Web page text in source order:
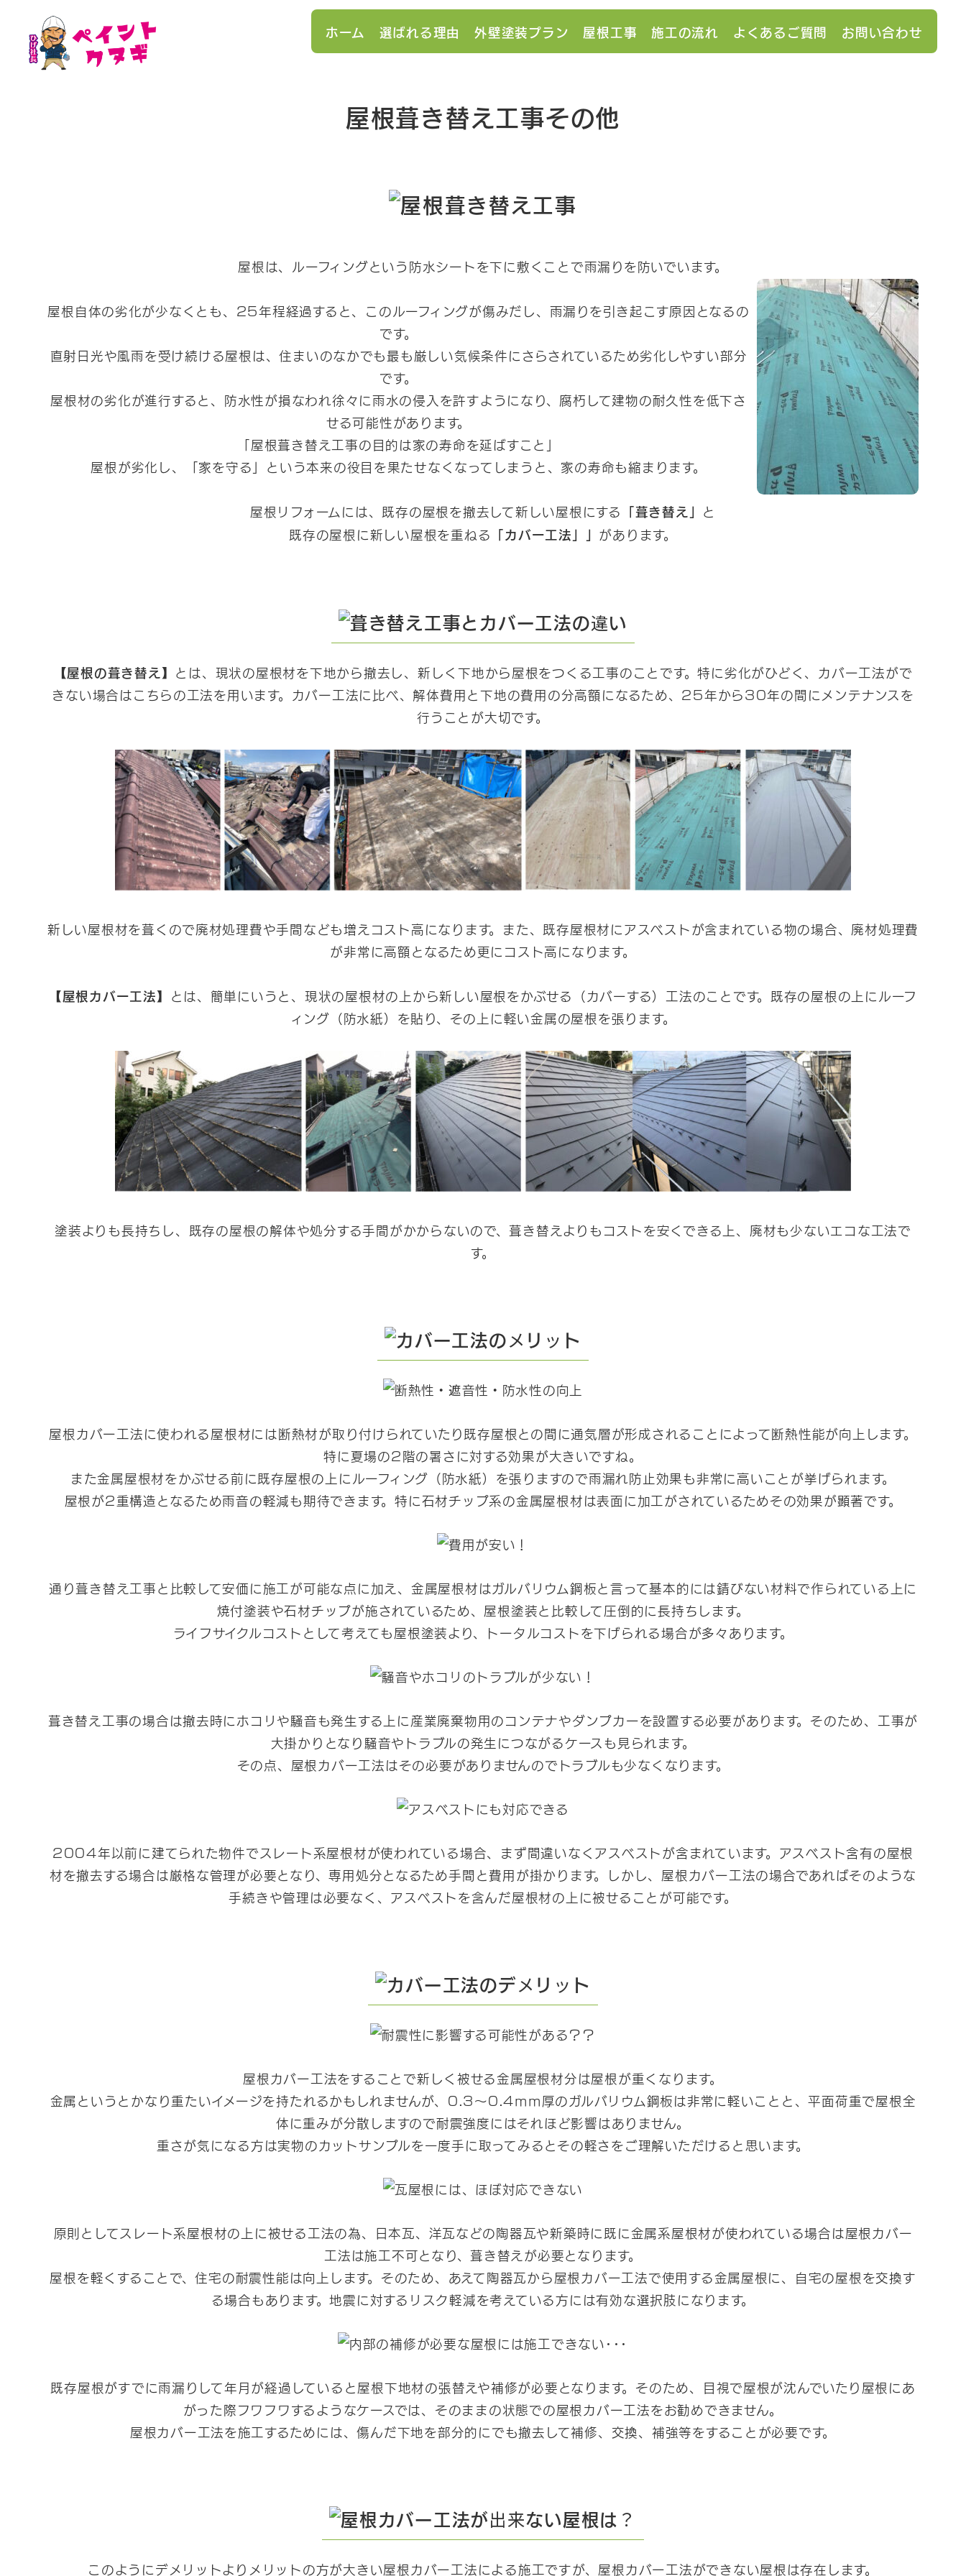
ホーム 選ばれる理由 外壁塗装プラン 屋根工事 施工の流れ よくあるご質問 お問い合わせ
屋根葺き替え工事その他
屋根は、ルーフィングという防水シートを下に敷くことで雨漏りを防いでいます。
屋根自体の劣化が少なくとも、25年程経過すると、このルーフィングが傷みだし、雨漏りを引き起こす原因となるの
です。
直射日光や風雨を受け続ける屋根は、住まいのなかでも最も厳しい気候条件にさらされているため劣化しやすい部分
です。
屋根材の劣化が進行すると、防水性が損なわれ徐々に雨水の侵入を許すようになり、腐朽して建物の耐久性を低下さ
せる可能性があります。
「屋根葺き替え工事の目的は家の寿命を延ばすこと」
屋根が劣化し、「家を守る」という本来の役目を果たせなくなってしまうと、家の寿命も縮まります。
屋根リフォームには、既存の屋根を撤去して新しい屋根にする 「葺き替え」 と
既存の屋根に新しい屋根を重ねる 「カバー工法」」 があります。
【屋根の葺き替え】 とは、現状の屋根材を下地から撤去し、新しく下地から屋根をつくる工事のことです。特に劣化がひどく、カバー工法がで
きない場合はこちらの工法を用います。カバー工法に比べ、解体費用と下地の費用の分高額になるため、25年から30年の間にメンテナンスを
行うことが大切です。
新しい屋根材を葺くので廃材処理費や手間なども増えコスト高になります。また、既存屋根材にアスベストが含まれている物の場合、廃材処理費
が非常に高額となるため更にコスト高になります。
【屋根カバー工法】 とは、簡単にいうと、現状の屋根材の上から新しい屋根をかぶせる（カバーする）工法のことです。既存の屋根の上にルーフ
ィング（防水紙）を貼り、その上に軽い金属の屋根を張ります。
塗装よりも長持ちし、既存の屋根の解体や処分する手間がかからないので、葺き替えよりもコストを安くできる上、廃材も少ないエコな工法で
す。
屋根カバー工法に使われる屋根材には断熱材が取り付けられていたり既存屋根との間に通気層が形成されることによって断熱性能が向上します。
特に夏場の2階の暑さに対する効果が大きいですね。
また金属屋根材をかぶせる前に既存屋根の上にルーフィング（防水紙）を張りますので雨漏れ防止効果も非常に高いことが挙げられます。
屋根が2重構造となるため雨音の軽減も期待できます。特に石材チップ系の金属屋根材は表面に加工がされているためその効果が顕著です。
通り葺き替え工事と比較して安価に施工が可能な点に加え、金属屋根材はガルバリウム鋼板と言って基本的には錆びない材料で作られている上に
焼付塗装や石材チップが施されているため、屋根塗装と比較して圧倒的に長持ちします。
ライフサイクルコストとして考えても屋根塗装より、トータルコストを下げられる場合が多々あります。
葺き替え工事の場合は撤去時にホコリや騒音も発生する上に産業廃棄物用のコンテナやダンプカーを設置する必要があります。そのため、工事が
大掛かりとなり騒音やトラブルの発生につながるケースも見られます。
その点、屋根カバー工法はその必要がありませんのでトラブルも少なくなります。
2004年以前に建てられた物件でスレート系屋根材が使われている場合、まず間違いなくアスベストが含まれています。アスベスト含有の屋根
材を撤去する場合は厳格な管理が必要となり、専用処分となるため手間と費用が掛かります。しかし、屋根カバー工法の場合であればそのような
手続きや管理は必要なく、アスベストを含んだ屋根材の上に被せることが可能です。
屋根カバー工法をすることで新しく被せる金属屋根材分は屋根が重くなります。
金属というとかなり重たいイメージを持たれるかもしれませんが、0.3～0.4ｍｍ厚のガルバリウム鋼板は非常に軽いことと、平面荷重で屋根全
体に重みが分散しますので耐震強度にはそれほど影響はありません。
重さが気になる方は実物のカットサンプルを一度手に取ってみるとその軽さをご理解いただけると思います。
原則としてスレート系屋根材の上に被せる工法の為、日本瓦、洋瓦などの陶器瓦や新築時に既に金属系屋根材が使われている場合は屋根カバー
工法は施工不可となり、葺き替えが必要となります。
屋根を軽くすることで、住宅の耐震性能は向上します。そのため、あえて陶器瓦から屋根カバー工法で使用する金属屋根に、自宅の屋根を交換す
る場合もあります。地震に対するリスク軽減を考えている方には有効な選択肢になります。
既存屋根がすでに雨漏りして年月が経過していると屋根下地材の張替えや補修が必要となります。そのため、目視で屋根が沈んでいたり屋根にあ
がった際フワフワするようなケースでは、そのままの状態での屋根カバー工法をお勧めできません。
屋根カバー工法を施工するためには、傷んだ下地を部分的にでも撤去して補修、交換、補強等をすることが必要です。
このようにデメリットよりメリットの方が大きい屋根カバー工法による施工ですが、屋根カバー工法ができない屋根は存在します。